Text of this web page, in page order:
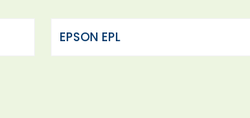
EPSON EPL